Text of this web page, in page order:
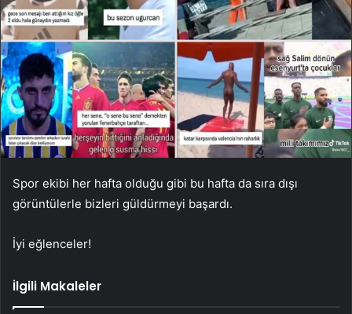
Spor ekibi her hafta olduğu gibi bu hafta da sıra dışı
görüntülerle bizleri güldürmeyi başardı.
İyi eğlenceler!
İlgili Makaleler